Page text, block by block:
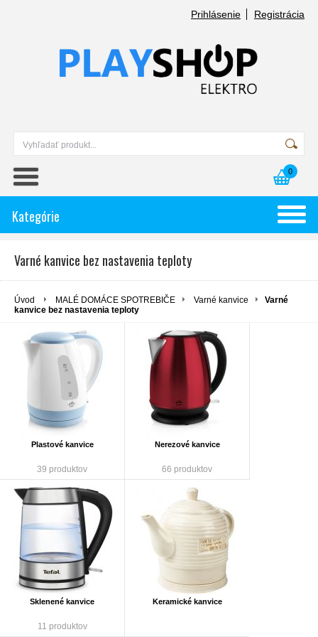
Prihlásenie Registrácia
0
Kategórie
Varné kanvice bez nastavenia teploty
Úvod MALÉ DOMÁCE SPOTREBIČE Varné kanvice
Varné
kanvice bez nastavenia teploty
Plastové kanvice
39 produktov
Nerezové kanvice
66 produktov
Sklenené kanvice
11 produktov
Keramické kanvice